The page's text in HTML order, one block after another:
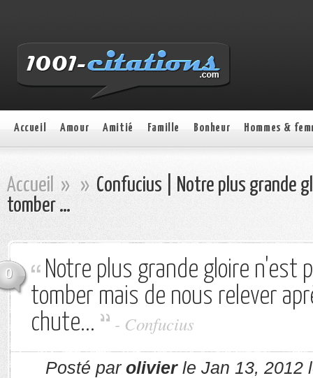
Accueil Amour Amitié Famille Bonheur Hommes &
Accueil » » Confucius | Notre plus grande
tomber …
0
Notre plus grande gloire n'est
tomber mais de nous relever
chute...
- Confucius
Posté par olivierle Jan 13, 2012